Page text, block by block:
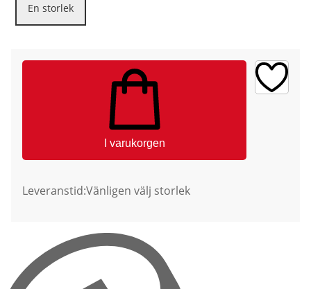
En storlek
I varukorgen
Leveranstid:Vänligen välj storlek